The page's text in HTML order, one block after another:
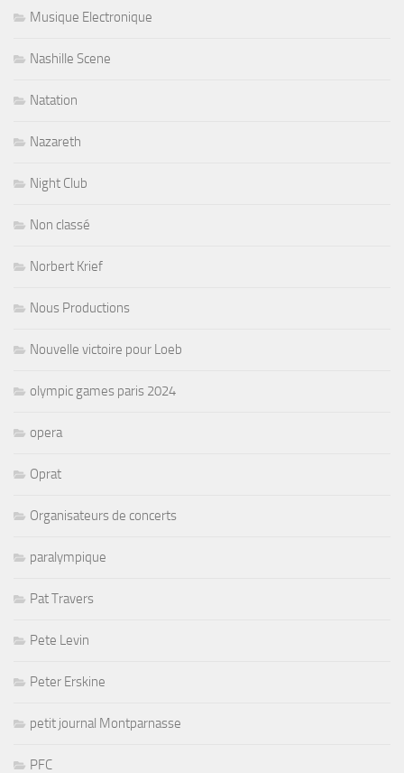
Musique Electronique
Nashille Scene
Natation
Nazareth
Night Club
Non classé
Norbert Krief
Nous Productions
Nouvelle victoire pour Loeb
olympic games paris 2024
opera
Oprat
Organisateurs de concerts
paralympique
Pat Travers
Pete Levin
Peter Erskine
petit journal Montparnasse
PFC